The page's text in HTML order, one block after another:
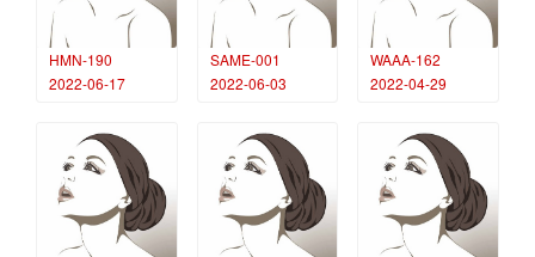
HMN-190
2022-06-17
SAME-001
2022-06-03
WAAA-162
2022-04-29